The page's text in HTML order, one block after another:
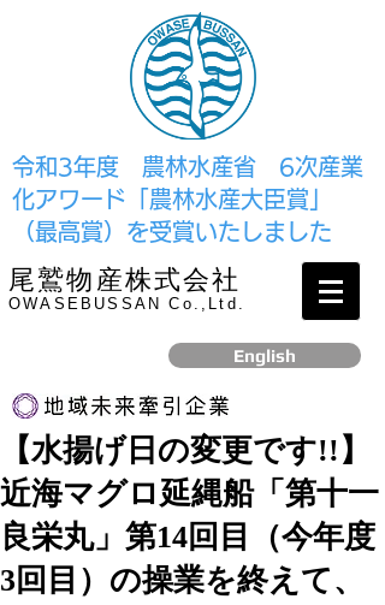
​令和3年度 農林水産省 6次産業
化アワード「農林水産大臣賞」
（最高賞）を受賞いたしました
尾鷲物産株式会社
OWASEBUSSAN Co.,Ltd.
English
リンク
​2017年12月、経済産業省より認定されました
【水揚げ日の変更です!!】
近海マグロ延縄船「第十一
良栄丸」第14回目（今年度
3回目）の操業を終えて、